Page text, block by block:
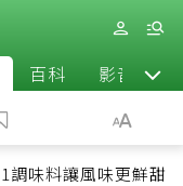
百科 影音
調味料讓風味更鮮甜